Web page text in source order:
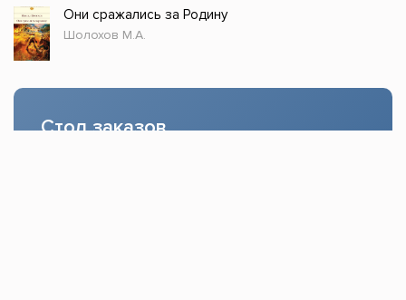
Они сражались за Родину
Шолохов М.А.
Стол заказов